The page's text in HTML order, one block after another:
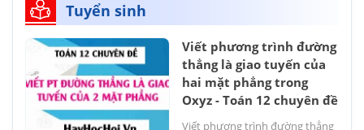
Tuyển sinh
Viết phương trình đường
thẳng là giao tuyến của
hai mặt phẳng trong
Oxyz - Toán 12 chuyên đề
Viết phương trình đường thẳng